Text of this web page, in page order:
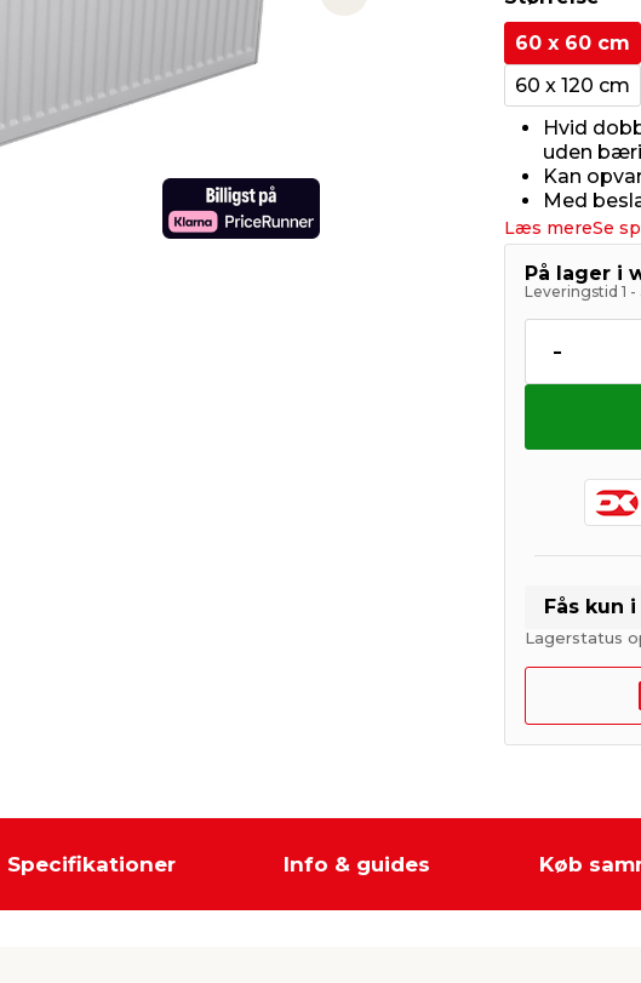
Next slide
60 x 60 cm
60 x 120 cm
Hvid
uden
Kan
Med
Læs mereSe
På lager i
Leveringstid 1
-
Fås kun
Lagerstatus
Specifikationer Info & guides Køb